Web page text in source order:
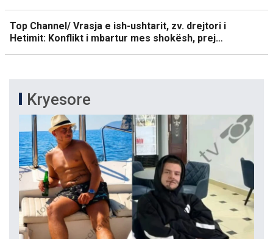
Top Channel/ Vrasja e ish-ushtarit, zv. drejtori i
Hetimit: Konflikt i mbartur mes shokësh, prej…
Kryesore